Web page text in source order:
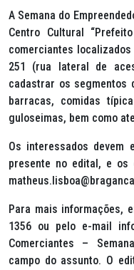
A Semana do
Centro Cultural
comerciantes localizados
251 (rua lateral de
cadastrar os
barracas, comidas
guloseimas, bem como
Os interessados devem
presente no edital, e os
Para mais informações,
1356 ou pelo e-mail
Comerciantes –
campo do assunto. O